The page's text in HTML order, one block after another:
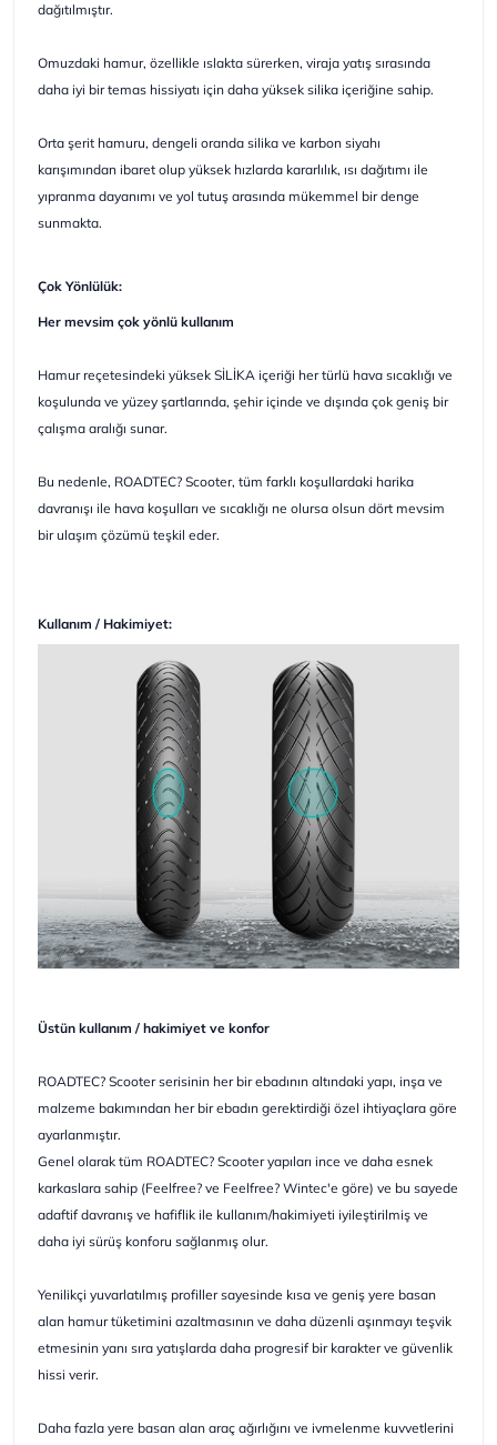
dağıtılmıştır.
Omuzdaki hamur, özellikle ıslakta sürerken, viraja yatış sırasında
daha iyi bir temas hissiyatı için daha yüksek silika içeriğine sahip.
Orta şerit hamuru, dengeli oranda silika ve karbon siyahı
karışımından ibaret olup yüksek hızlarda kararlılık, ısı dağıtımı ile
yıpranma dayanımı ve yol tutuş arasında mükemmel bir denge
sunmakta.
Çok Yönlülük:
Her mevsim çok yönlü kullanım
Hamur reçetesindeki yüksek SİLİKA içeriği her türlü hava sıcaklığı ve
koşulunda ve yüzey şartlarında, şehir içinde ve dışında çok geniş bir
çalışma aralığı sunar.
Bu nedenle, ROADTEC? Scooter, tüm farklı koşullardaki harika
davranışı ile hava koşulları ve sıcaklığı ne olursa olsun dört mevsim
bir ulaşım çözümü teşkil eder.
Kullanım / Hakimiyet:
Üstün kullanım / hakimiyet ve konfor
ROADTEC? Scooter serisinin her bir ebadının altındaki yapı, inşa ve
malzeme bakımından her bir ebadın gerektirdiği özel ihtiyaçlara göre
ayarlanmıştır.
Genel olarak tüm ROADTEC? Scooter yapıları ince ve daha esnek
karkaslara sahip (Feelfree? ve Feelfree? Wintec'e göre) ve bu sayede
adaftif davranış ve hafiflik ile kullanım/hakimiyeti iyileştirilmiş ve
daha iyi sürüş konforu sağlanmış olur.
Yenilikçi yuvarlatılmış profiller sayesinde kısa ve geniş yere basan
alan hamur tüketimini azaltmasının ve daha düzenli aşınmayı teşvik
etmesinin yanı sıra yatışlarda daha progresif bir karakter ve güvenlik
hissi verir.
Daha fazla yere basan alan araç ağırlığını ve ivmelenme kuvvetlerini